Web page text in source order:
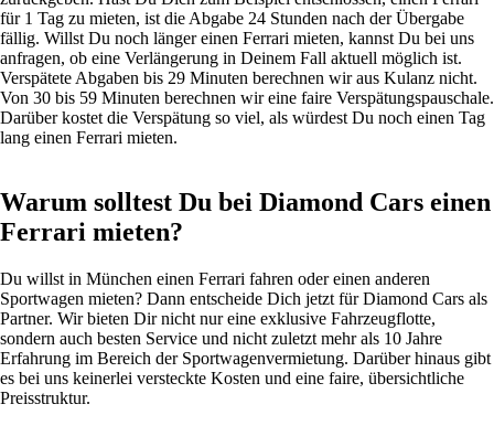
für 1 Tag zu mieten, ist die Abgabe 24 Stunden nach der Übergabe
fällig. Willst Du noch länger einen Ferrari mieten, kannst Du bei uns
anfragen, ob eine Verlängerung in Deinem Fall aktuell möglich ist.
Verspätete Abgaben bis 29 Minuten berechnen wir aus Kulanz nicht.
Von 30 bis 59 Minuten berechnen wir eine faire Verspätungspauschale.
Darüber kostet die Verspätung so viel, als würdest Du noch einen Tag
lang einen Ferrari mieten.
Warum solltest Du bei Diamond Cars einen
Ferrari mieten?
Du willst in München einen Ferrari fahren oder einen anderen
Sportwagen mieten? Dann entscheide Dich jetzt für Diamond Cars als
Partner. Wir bieten Dir nicht nur eine exklusive Fahrzeugflotte,
sondern auch besten Service und nicht zuletzt mehr als 10 Jahre
Erfahrung im Bereich der Sportwagenvermietung. Darüber hinaus gibt
es bei uns keinerlei versteckte Kosten und eine faire, übersichtliche
Preisstruktur.